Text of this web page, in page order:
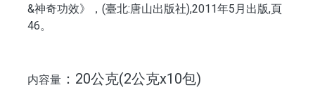
&神奇功效》，(臺北:唐山出版社),2011年5月出版,頁
46。
内容量 ：20公克(2公克x10包)